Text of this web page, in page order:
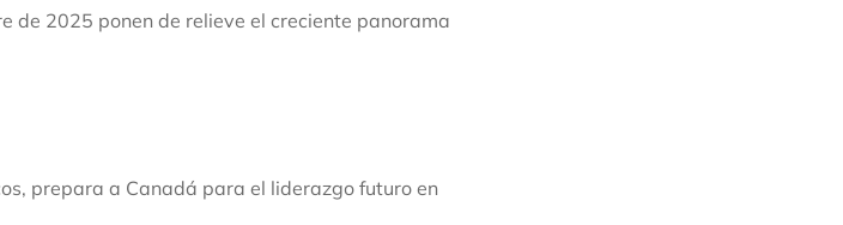
de 2025 ponen de relieve el creciente panorama
prepara a Canadá para el liderazgo futuro en